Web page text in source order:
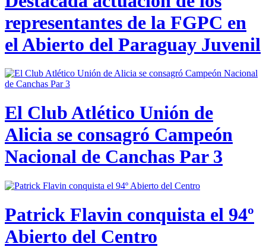
representantes de la FGPC en
el Abierto del Paraguay Juvenil
El Club Atlético Unión de
Alicia se consagró Campeón
Nacional de Canchas Par 3
Patrick Flavin conquista el 94º
Abierto del Centro